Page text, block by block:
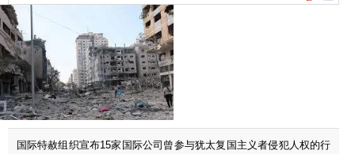
国际特赦组织宣布15家国际公司曾参与犹太复国主义者侵犯人权的行